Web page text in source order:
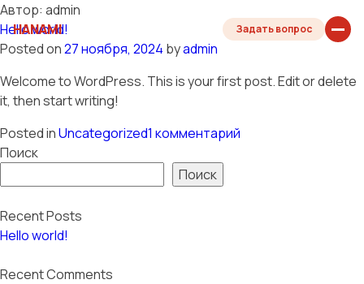
HANAMI Задать вопрос
Автор: admin
Hello world!
Posted on27 ноября, 2024 byadmin
Welcome to WordPress. This is your first post. Edit or delete
it, then start writing!
Posted inUncategorized1 комментарий
Поиск
Поиск
Recent Posts
Hello world!
Recent Comments